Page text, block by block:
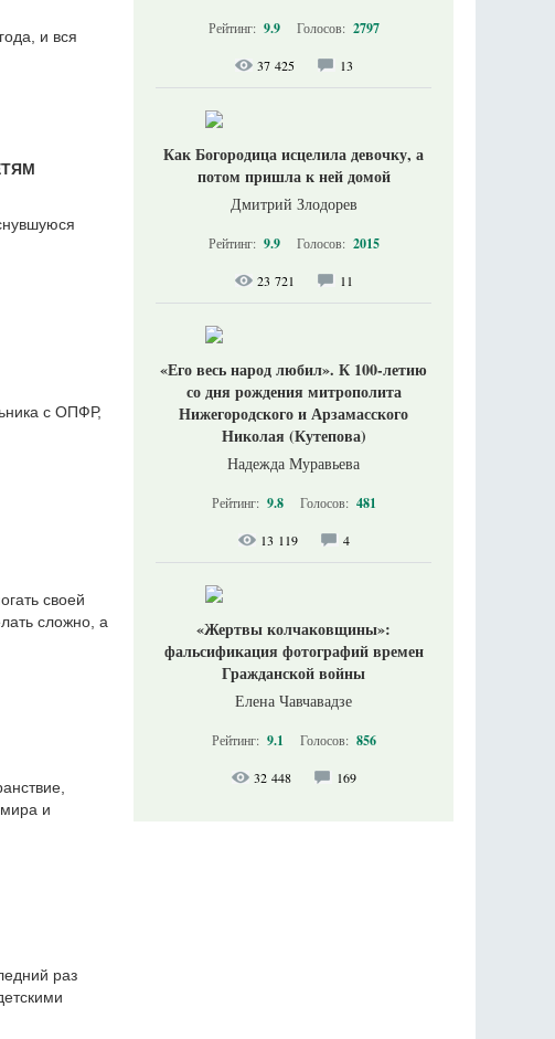
и вся
с ОПФР,
своей
сложно, а
и
раз
Рейтинг: 9.9 Голосов: 2797
37 425 13
Как Богородица исцелила девочку, а
потом пришла к ней домой
Дмитрий Злодорев
Рейтинг: 9.9 Голосов: 2015
23 721 11
«Его весь народ любил». К 100-летию
со дня рождения митрополита
Нижегородского и Арзамасского
Николая (Кутепова)
Надежда Муравьева
Рейтинг: 9.8 Голосов: 481
13 119 4
«Жертвы колчаковщины»:
фальсификация фотографий времен
Гражданской войны
Елена Чавчавадзе
Рейтинг: 9.1 Голосов: 856
32 448 169